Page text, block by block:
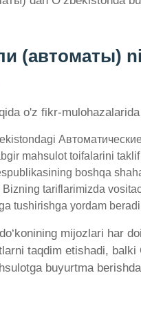
(автоматы)
o'z fikr-
mahsulot toifalarini
boshqa
tariflarimizda
tushirishga yordam
mijozlari har
taqdim etishadi,
buyurtma